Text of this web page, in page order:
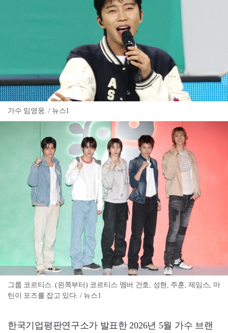
가수 임영웅. / 뉴스1
그룹 코르티스. (왼쪽부터) 코르티스 멤버 건호, 성현, 주훈, 제임스, 마
틴이 포즈를 잡고 있다. / 뉴스1
한국기업평판연구소가 발표한 2026년 5월 가수 브랜